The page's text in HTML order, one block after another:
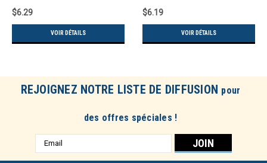
$6.29
VOIR DÉTAILS
$6.19
VOIR DÉTAILS
REJOIGNEZ NOTRE LISTE DE DIFFUSION pour
des offres spéciales !
Adresse
e-